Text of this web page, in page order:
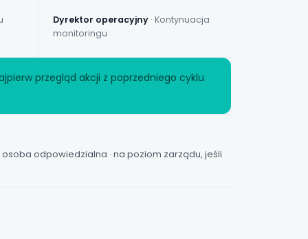
Dyrektor operacyjny · Kontynuacja
monitoringu
przegląd akcji z poprzedniego cyklu
odpowiedzialna · na poziom zarządu, jeśli